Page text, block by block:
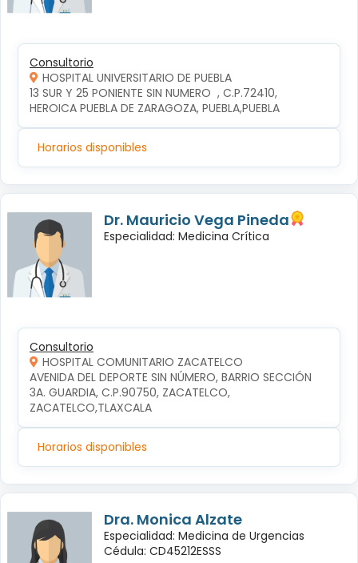
Consultorio
HOSPITAL UNIVERSITARIO DE PUEBLA
13 SUR Y 25 PONIENTE SIN NUMERO  , C.P.72410,
HEROICA PUEBLA DE ZARAGOZA, PUEBLA,PUEBLA
Horarios disponibles
Dr. Mauricio Vega Pineda
Especialidad: Medicina Crítica
Consultorio
HOSPITAL COMUNITARIO ZACATELCO
AVENIDA DEL DEPORTE SIN NÚMERO, BARRIO SECCIÓN
3A. GUARDIA, C.P.90750, ZACATELCO,
ZACATELCO,TLAXCALA
Horarios disponibles
Dra. Monica Alzate
Especialidad: Medicina de Urgencias
Cédula: CD45212ESSS